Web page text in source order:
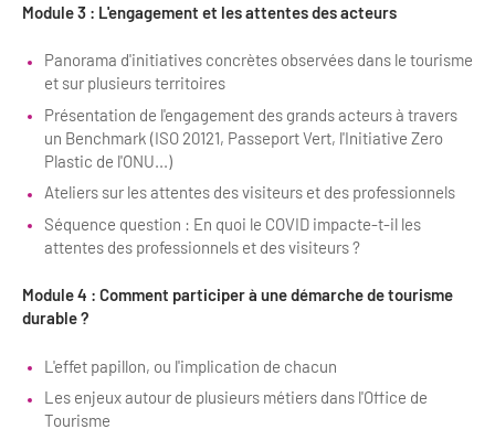
Module 3 : L'engagement et les attentes des acteurs
Panorama d'initiatives concrètes observées dans le tourisme
et sur plusieurs territoires
Présentation de l'engagement des grands acteurs à travers
un Benchmark (ISO 20121, Passeport Vert, l'Initiative Zero
Plastic de l'ONU...)
Ateliers sur les attentes des visiteurs et des professionnels
Séquence question : En quoi le COVID impacte-t-il les
attentes des professionnels et des visiteurs ?
Module 4 : Comment participer à une démarche de tourisme
durable ?
L'effet papillon, ou l'implication de chacun
Les enjeux autour de plusieurs métiers dans l'Office de
Tourisme